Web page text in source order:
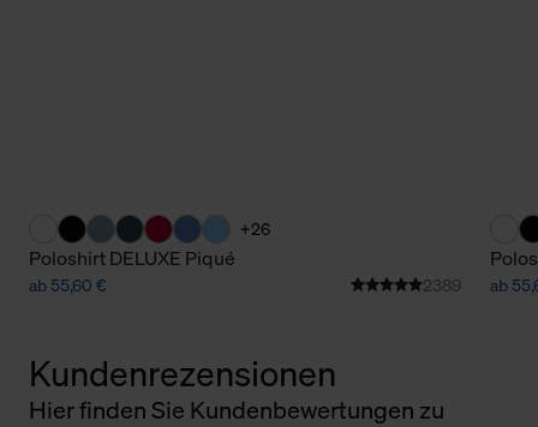
+26
Poloshirt DELUXE Piqué
ab 55,60 € 2389 ab
Kundenrezensionen
Hier finden Sie Kundenbewertungen zu